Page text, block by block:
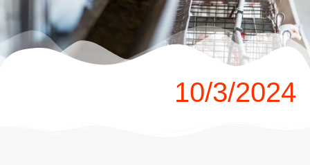
10/3/2024